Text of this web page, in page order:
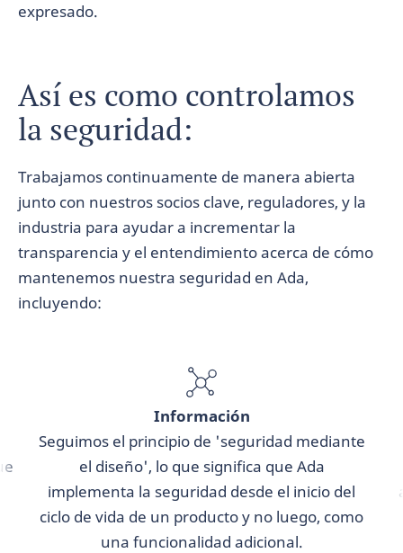
expresado.
Así es como controlamos
la seguridad:
Trabajamos continuamente de manera abierta
junto con nuestros socios clave, reguladores, y la
industria para ayudar a incrementar la
transparencia y el entendimiento acerca de cómo
mantenemos nuestra seguridad en Ada,
incluyendo:
Información
Seguimos el principio de 'seguridad mediante
el diseño', lo que significa que Ada
implementa la seguridad desde el inicio del
ciclo de vida de un producto y no luego, como
una funcionalidad adicional.